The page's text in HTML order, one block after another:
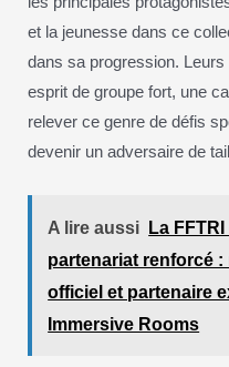
et la jeunesse dans ce
dans sa progression.
esprit de groupe fort, une
relever ce genre de défis
devenir un adversaire de
A lire aussi
La
partenariat renforcé
officiel et partenaire
Immersive Rooms